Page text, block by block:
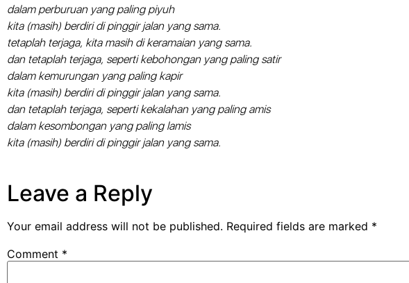
dalam perburuan yang paling piyuh
kita (masih) berdiri di pinggir jalan yang sama.
tetaplah terjaga, kita masih di keramaian yang sama.
dan tetaplah terjaga, seperti kebohongan yang paling satir
dalam kemurungan yang paling kapir
kita (masih) berdiri di pinggir jalan yang sama.
dan tetaplah terjaga, seperti kekalahan yang paling amis
dalam kesombongan yang paling lamis
kita (masih) berdiri di pinggir jalan yang sama.
Leave a Reply
Your email address will not be published. Required fields are marked *
Comment *